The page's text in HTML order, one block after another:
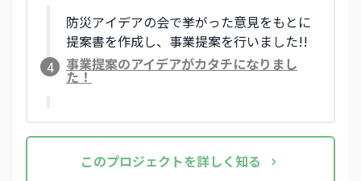
防災アイデアの会で挙がった意見をもとに
提案書を作成し、事業提案を行いました!!
4
事業提案のアイデアがカタチになりまし
た！
このプロジェクトを詳しく知る